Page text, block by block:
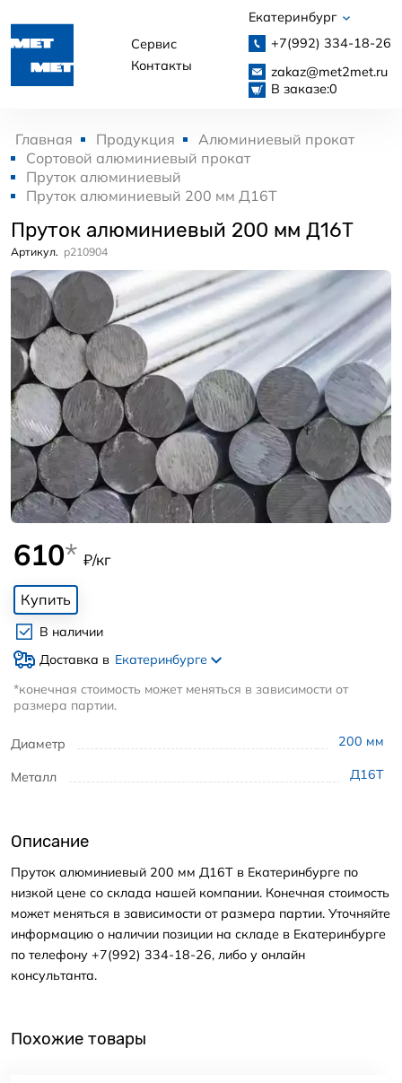
Сервис
Контакты
Екатеринбург
+7(992) 334-18-26
zakaz@met2met.ru
В заказе:0
Главная Продукция
Алюминиевый прокат
Сортовой алюминиевый прокат
Пруток алюминиевый
Пруток алюминиевый 200 мм Д16Т
Пруток алюминиевый 200 мм Д16Т
Артикул. p210904
Диаметр 200 мм
Металл Д16Т
610* ₽/кг
Купить
В наличии
Доставка в Екатеринбурге
*конечная стоимость может меняться в зависимости от
размера партии.
Описание
Пруток алюминиевый 200 мм Д16Т в Екатеринбурге по
низкой цене со склада нашей компании. Конечная стоимость
может меняться в зависимости от размера партии. Уточняйте
информацию о наличии позиции на складе в Екатеринбурге
по телефону +7(992) 334-18-26, либо у онлайн
консультанта.
Похожие товары